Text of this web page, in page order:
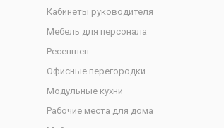
Кабинеты руководителя
Мебель для персонала
Ресепшен
Офисные перегородки
Модульные кухни
Рабочие места для дома